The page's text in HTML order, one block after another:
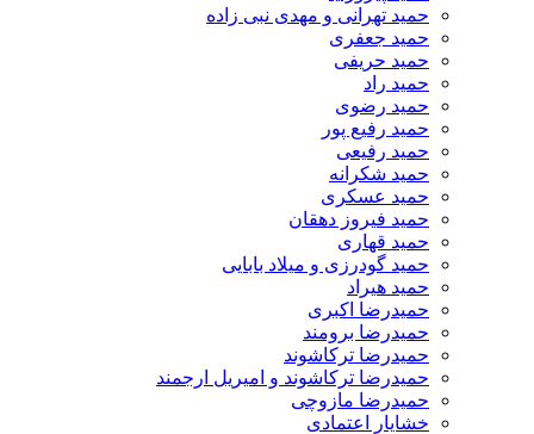
حمید تهرانی و مهدی نبی زاده
حمید جعفری
حمید حریفی
حمید راد
حمید رضوی
حمید رفیع پور
حمید رفیعی
حمید شکرانه
حمید عسکری
حمید فیروز دهقان
حمید قهاری
حمید گودرزی و میلاد بابایی
حمید هیراد
حمیدرضا اکبری
حمیدرضا برومند
حمیدرضا ترکاشوند
حمیدرضا ترکاشوند و امیریل ارجمند
حمیدرضا مازوچی
خشایار اعتمادی